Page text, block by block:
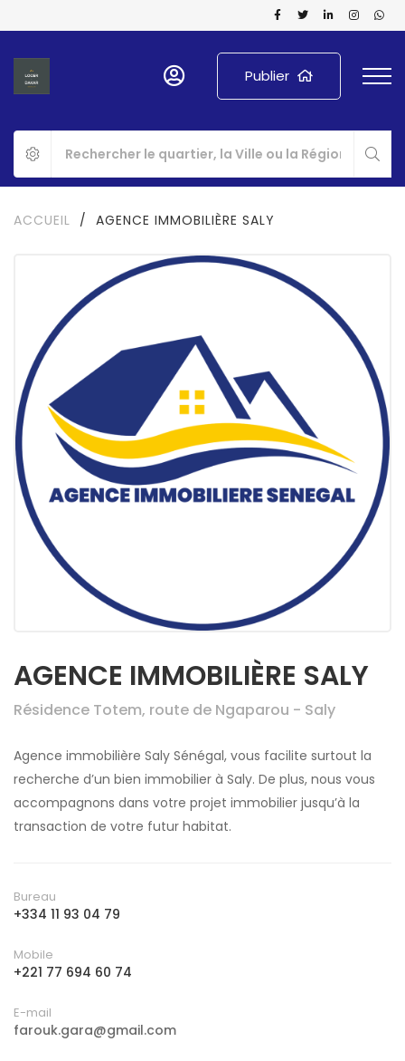
Publier
ACCUEIL / AGENCE IMMOBILIÈRE SALY
AGENCE IMMOBILIÈRE SALY
Résidence Totem, route de Ngaparou - Saly
Agence immobilière Saly Sénégal, vous facilite surtout la
recherche d’un bien immobilier à Saly. De plus, nous vous
accompagnons dans votre projet immobilier jusqu’à la
transaction de votre futur habitat.
Bureau
+334 11 93 04 79
Mobile
+221 77 694 60 74
E-mail
farouk.gara@gmail.com